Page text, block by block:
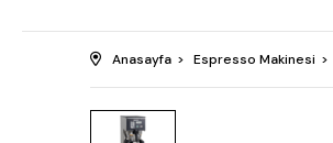
Anasayfa Espresso Makinesi